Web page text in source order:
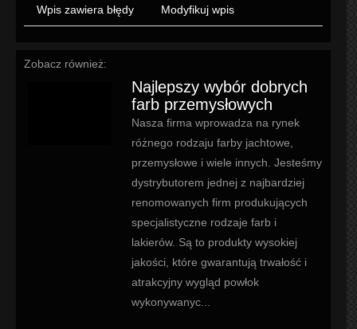
Wpis zawiera błędy Modyfikuj wpis
Zobacz również:
Najlepszy wybór dobrych
farb przemysłowych
Nasza firma wprowadza na rynek
różnego rodzaju farby jachtowe,
przemysłowe i wiele innych. Jesteśmy
dystrybutorem jednej z najbardziej
renomowanych firm produkujących
specjalistyczne rodzaje farb i
lakierów. Są to produkty wysokiej
jakości, które gwarantują trwałość i
atrakcyjny wygląd powłok
wykonywanyc...